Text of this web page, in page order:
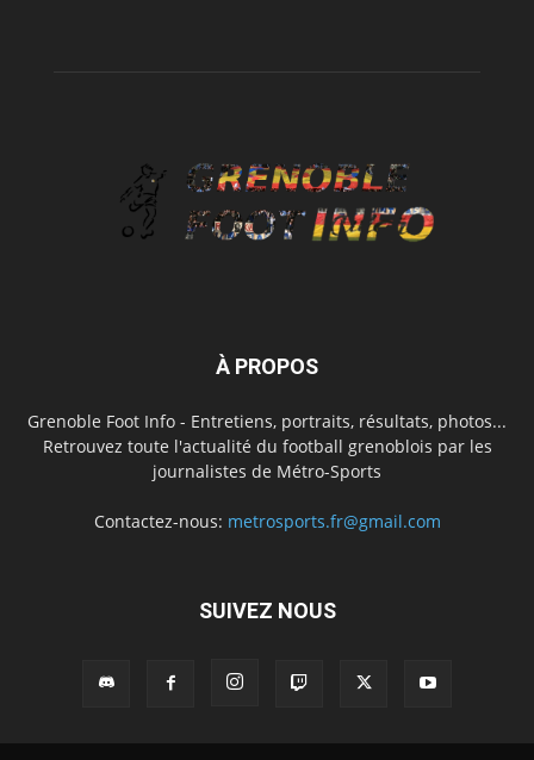
À PROPOS
Grenoble Foot Info - Entretiens, portraits, résultats, photos...
Retrouvez toute l'actualité du football grenoblois par les
journalistes de Métro-Sports
Contactez-nous: metrosports.fr@gmail.com
SUIVEZ NOUS